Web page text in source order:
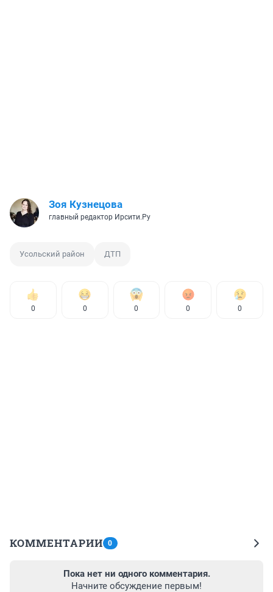
Зоя Кузнецова
главный редактор Ирсити.Ру
Усольский район ДТП
0 0 0 0 0
КОММЕНТАРИИ 0
Пока нет ни одного комментария.
Начните обсуждение первым!